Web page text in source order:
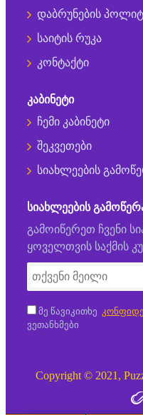
დაბრუნების
საიტის რუკა
კონტაქტი
ᲙᲐᲑᲘᲜᲔᲢᲘ
ჩემი კაბინეტი
შეკვეთები
სიახლეების
ᲡᲘᲐᲮᲚᲔᲔᲑᲘᲡ
გამოიწერეთ ჩვენი
ყოველთვის საქმის
მე წავიკითხე
ვეთანხმები
Copyright © 2021,